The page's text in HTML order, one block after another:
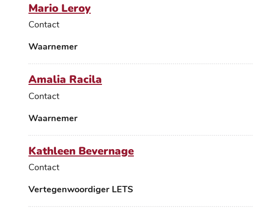
Mario Leroy
Contact
Functies
Waarnemer
Amalia Racila
Contact
Functies
Waarnemer
Kathleen Bevernage
Contact
Functies
Vertegenwoordiger LETS